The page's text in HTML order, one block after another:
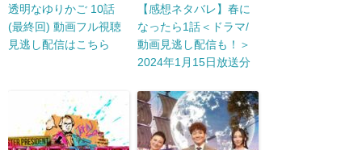
透明なゆりかご 10話
(最終回) 動画フル視聴
見逃し配信はこちら
【感想ネタバレ】春に
なったら1話＜ドラマ/
動画見逃し配信も！＞
2024年1月15日放送分